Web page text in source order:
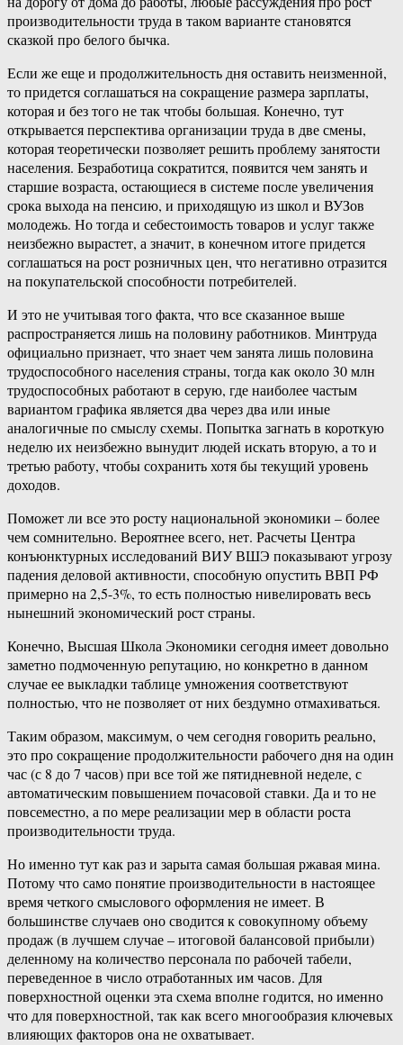
производительности труда в таком варианте становятся
сказкой про белого бычка.
Если же еще и продолжительность дня оставить неизменной,
то придется соглашаться на сокращение размера зарплаты,
которая и без того не так чтобы большая. Конечно, тут
открывается перспектива организации труда в две смены,
которая теоретически позволяет решить проблему занятости
населения. Безработица сократится, появится чем занять и
старшие возраста, остающиеся в системе после увеличения
срока выхода на пенсию, и приходящую из школ и ВУЗов
молодежь. Но тогда и себестоимость товаров и услуг также
неизбежно вырастет, а значит, в конечном итоге придется
соглашаться на рост розничных цен, что негативно отразится
на покупательской способности потребителей.
И это не учитывая того факта, что все сказанное выше
распространяется лишь на половину работников. Минтруда
официально признает, что знает чем занята лишь половина
трудоспособного населения страны, тогда как около 30 млн
трудоспособных работают в серую, где наиболее частым
вариантом графика является два через два или иные
аналогичные по смыслу схемы. Попытка загнать в короткую
неделю их неизбежно вынудит людей искать вторую, а то и
третью работу, чтобы сохранить хотя бы текущий уровень
доходов.
Поможет ли все это росту национальной экономики – более
чем сомнительно. Вероятнее всего, нет. Расчеты Центра
конъюнктурных исследований ВИУ ВШЭ показывают угрозу
падения деловой активности, способную опустить ВВП РФ
примерно на 2,5-3%, то есть полностью нивелировать весь
нынешний экономический рост страны.
Конечно, Высшая Школа Экономики сегодня имеет довольно
заметно подмоченную репутацию, но конкретно в данном
случае ее выкладки таблице умножения соответствуют
полностью, что не позволяет от них бездумно отмахиваться.
Таким образом, максимум, о чем сегодня говорить реально,
это про сокращение продолжительности рабочего дня на один
час (с 8 до 7 часов) при все той же пятидневной неделе, с
автоматическим повышением почасовой ставки. Да и то не
повсеместно, а по мере реализации мер в области роста
производительности труда.
Но именно тут как раз и зарыта самая большая ржавая мина.
Потому что само понятие производительности в настоящее
время четкого смыслового оформления не имеет. В
большинстве случаев оно сводится к совокупному объему
продаж (в лучшем случае – итоговой балансовой прибыли)
деленному на количество персонала по рабочей табели,
переведенное в число отработанных им часов. Для
поверхностной оценки эта схема вполне годится, но именно
что для поверхностной, так как всего многообразия ключевых
влияющих факторов она не охватывает.